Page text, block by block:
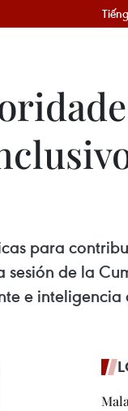
para
de la
e inteligencia